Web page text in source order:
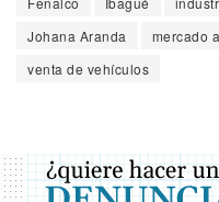
Johana Aranda
mercado
venta de vehículos